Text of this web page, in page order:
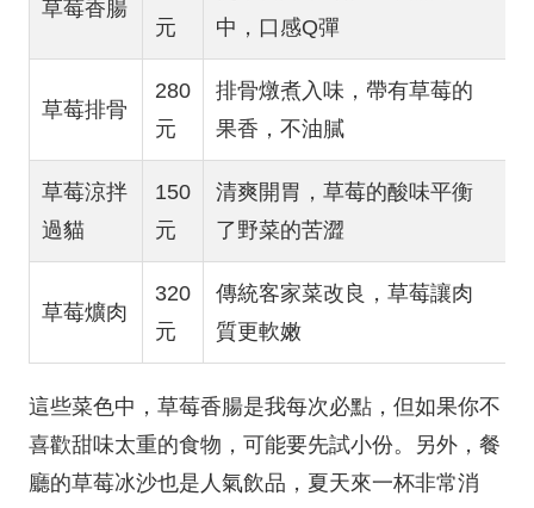
草莓香腸
元
中，口感Q彈
草莓排骨
280
元
排骨燉煮入味，帶有草莓的
果香，不油膩
草莓涼拌
過貓
150
元
清爽開胃，草莓的酸味平衡
了野菜的苦澀
草莓爌肉
320
元
傳統客家菜改良，草莓讓肉
質更軟嫩
這些菜色中，草莓香腸是我每次必點，但如果你不
喜歡甜味太重的食物，可能要先試小份。另外，餐
廳的草莓冰沙也是人氣飲品，夏天來一杯非常消